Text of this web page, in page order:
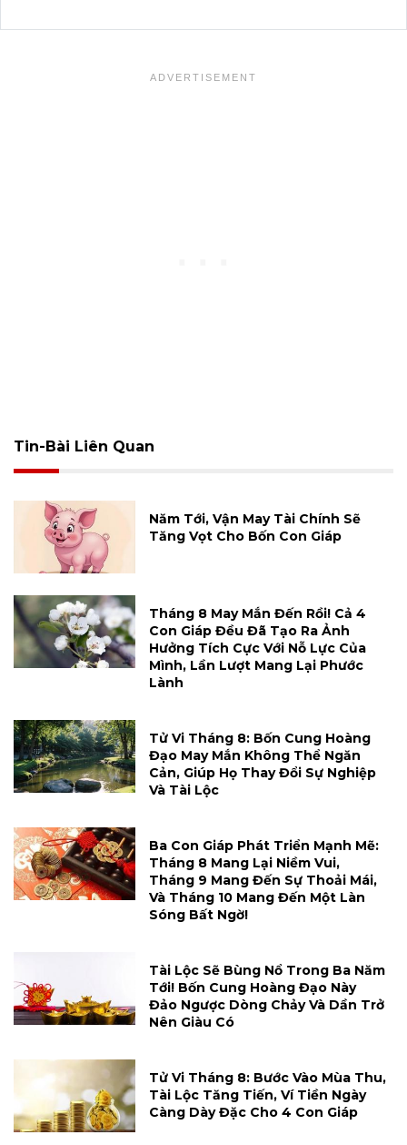
Tin-Bài Liên Quan
Năm Tới, Vận May Tài Chính Sẽ
Tăng Vọt Cho Bốn Con Giáp
Tháng 8 May Mắn Đến Rồi! Cả 4
Con Giáp Đều Đã Tạo Ra Ảnh
Hưởng Tích Cực Với Nỗ Lực Của
Mình, Lần Lượt Mang Lại Phước
Lành
Tử Vi Tháng 8: Bốn Cung Hoàng
Đạo May Mắn Không Thể Ngăn
Cản, Giúp Họ Thay Đổi Sự Nghiệp
Và Tài Lộc
Ba Con Giáp Phát Triển Mạnh Mẽ:
Tháng 8 Mang Lại Niềm Vui,
Tháng 9 Mang Đến Sự Thoải Mái,
Và Tháng 10 Mang Đến Một Làn
Sóng Bất Ngờ!
Tài Lộc Sẽ Bùng Nổ Trong Ba Năm
Tới! Bốn Cung Hoàng Đạo Này
Đảo Ngược Dòng Chảy Và Dần Trở
Nên Giàu Có
Tử Vi Tháng 8: Bước Vào Mùa Thu,
Tài Lộc Tăng Tiến, Ví Tiền Ngày
Càng Dày Đặc Cho 4 Con Giáp